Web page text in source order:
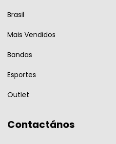
Brasil
Mais Vendidos
Bandas
Esportes
Outlet
Contactános